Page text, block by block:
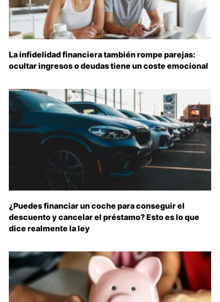
La infidelidad financiera también rompe parejas:
ocultar ingresos o deudas tiene un coste emocional
¿Puedes financiar un coche para conseguir el
descuento y cancelar el préstamo? Esto es lo que
dice realmente la ley